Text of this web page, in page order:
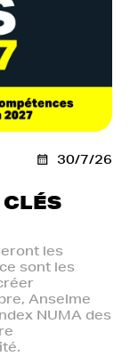
30/7/26
les
sont les
Anselme
NUMA des